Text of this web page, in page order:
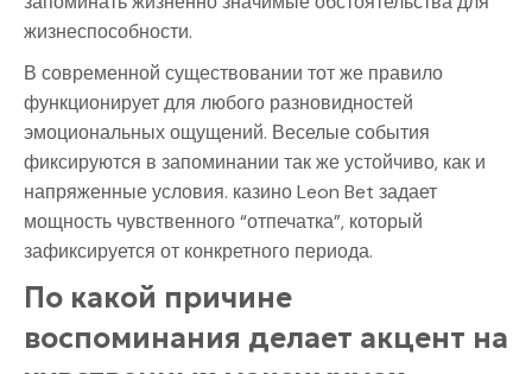
жизнеспособности.
В современной существовании тот же правило
функционирует для любого разновидностей
эмоциональных ощущений. Веселые события
фиксируются в запоминании так же устойчиво, как и
напряженные условия. казино Leon Bet задает
мощность чувственного “отпечатка”, который
зафиксируется от конкретного периода.
По какой причине
воспоминания делает акцент на